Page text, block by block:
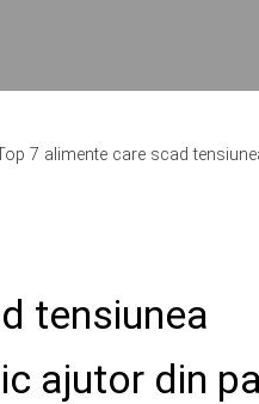
7 alimente care scad
tensiunea
ajutor din